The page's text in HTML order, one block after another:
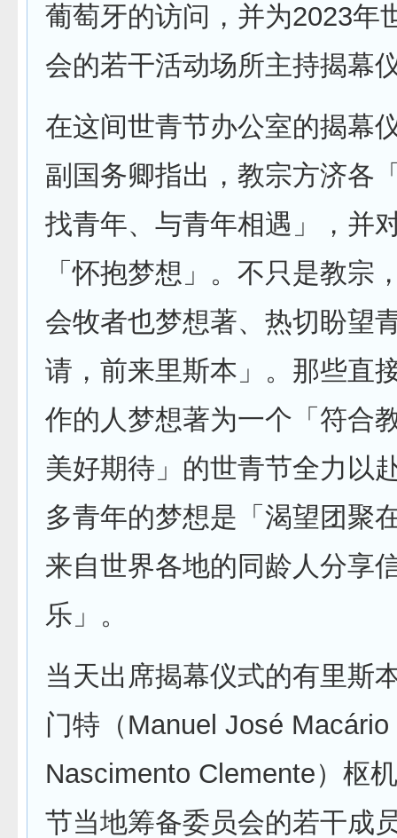
葡萄牙的访问，并为2023年
会的若干活动场所主持揭幕
在这间世青节办公室的揭幕
副国务卿指出，教宗方济各
找青年、与青年相遇」，并
「怀抱梦想」。不只是教宗
会牧者也梦想著、热切盼望
请，前来里斯本」。那些直
作的人梦想著为一个「符合
美好期待」的世青节全力以
多青年的梦想是「渴望团聚
来自世界各地的同龄人分享
乐」。
当天出席揭幕仪式的有里斯
门特（Manuel José Macário
Nascimento Clemente）枢
节当地筹备委员会的若干成